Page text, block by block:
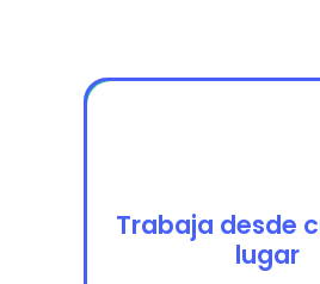
Trabaja desde
lugar
Trabaja
cualquier